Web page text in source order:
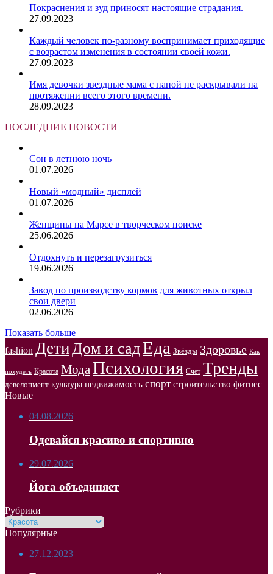
Покраснения и зуд приносят настоящие страдания.
27.09.2023
Каждый человек по-разному воспринимает приходящие
с возрастом изменения в состоянии своей кожи.
27.09.2023
Имя девочки звездные мама с папой не раскрывали на
протяжении всего этого времени.
28.09.2023
ПОСЛЕДНИЕ НОВОСТИ
Сон в летнюю ночь
01.07.2026
Новый «модный» дисплей
01.07.2026
Женщины на Марсе в творческом поиске
25.06.2026
Отдохнуть и перезагрузиться
19.06.2026
Завод по производству кормов для животных открыл
свои двери
02.06.2026
Показать больше
fashion ДетиДом и садЕда Звёзды Здоровье Как
похудеть Красота Мода Психология Счет Тренды
девелопмент культура недвижимость спорт строительство фитнес
Новые
04.08.2026
Одевайся красиво и спортивно
29.07.2026
Йога объединяет
Рубрики
Рубрики
Популярные
27.12.2023